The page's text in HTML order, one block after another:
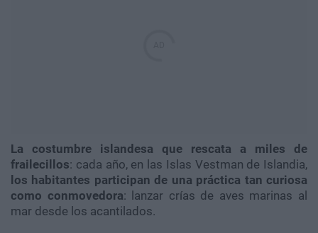
La costumbre islandesa que rescata a miles de
frailecillos: cada año, en las Islas Vestman de Islandia,
los habitantes participan de una práctica tan curiosa
como conmovedora: lanzar crías de aves marinas al
mar desde los acantilados.